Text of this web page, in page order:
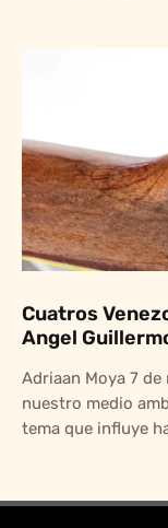
Cuatros
Angel
Adriaan Moya 7
nuestro medio
tema que influye